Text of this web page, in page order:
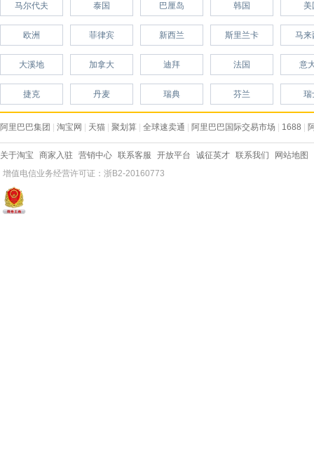
马尔代夫 泰国 巴厘岛 韩国 美
欧洲 菲律宾 新西兰 斯里兰卡 马来
大溪地 加拿大 迪拜 法国 意
捷克 丹麦 瑞典 芬兰 瑞
阿里巴巴集团 淘宝网 天猫 聚划算 全球速卖通 阿里巴巴国际交易市场 1688
关于淘宝 商家入驻 营销中心 联系客服 开放平台 诚征英才 联系我们
网站地图
增值电信业务经营许可证：浙B2-20160773